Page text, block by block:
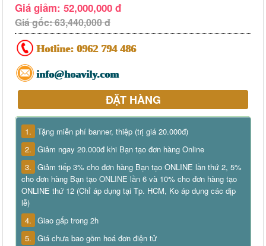
Giá giảm: 52,000,000 đ
Giá gốc: 63,440,000 đ
Hotline: 0962 794 486
info@hoavily.com
ĐẶT HÀNG
1. Tặng miễn phí banner, thiệp (trị giá 20.000đ)
2. Giảm ngay 20.000đ khi Bạn tạo đơn hàng Online
3. Giảm tiếp 3% cho đơn hàng Bạn tạo ONLINE lần thứ 2, 5%
cho đơn hàng Bạn tạo ONLINE lần 6 và 10% cho đơn hàng tạo
ONLINE thứ 12 (Chỉ áp dụng tại Tp. HCM, Ko áp dụng các dịp
lễ)
4. Giao gấp trong 2h
5. Giá chưa bao gồm hoá đơn điện tử